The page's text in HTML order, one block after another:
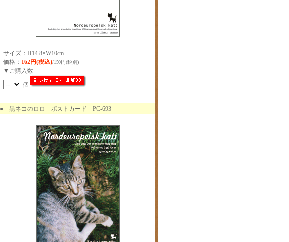
サイズ：H14.8×W10cm
価格： 162円(税込)/150円(税別)
▼ご購入数
個
● 黒ネコのロロ ポストカード PC-693